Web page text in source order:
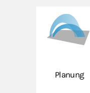
Skip to main content
Planung